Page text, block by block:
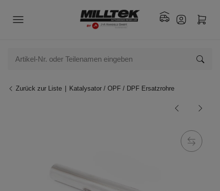
Zurück zur Liste Katalysator / OPF / DPF Ersatzrohre